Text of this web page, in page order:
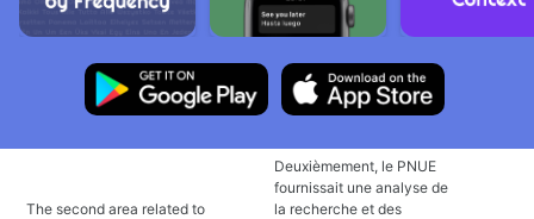
The second area related to
Deuxièmement, le PNUE
fournissait une analyse de
la recherche et des